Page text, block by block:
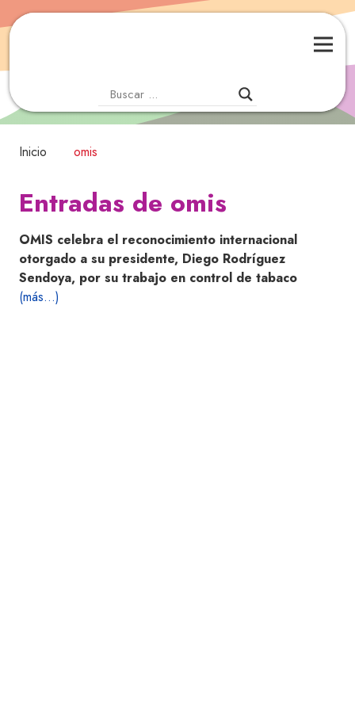
Inicio omis
Entradas de omis
OMIS celebra el reconocimiento internacional
otorgado a su presidente, Diego Rodríguez
Sendoya, por su trabajo en control de tabaco
(más…)